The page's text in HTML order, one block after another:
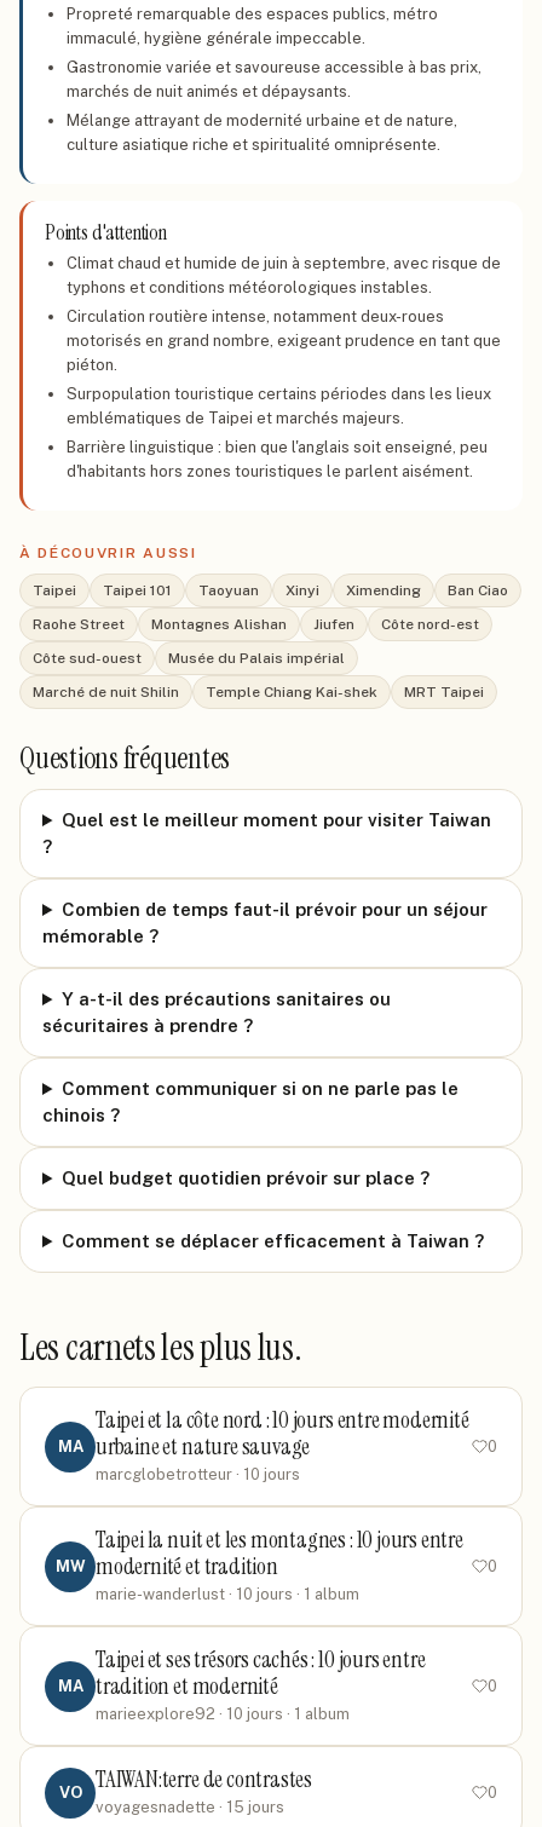
Propreté remarquable des espaces publics, métro
immaculé, hygiène générale impeccable.
Gastronomie variée et savoureuse accessible à bas prix,
marchés de nuit animés et dépaysants.
Mélange attrayant de modernité urbaine et de nature,
culture asiatique riche et spiritualité omniprésente.
Points d'attention
Climat chaud et humide de juin à septembre, avec risque de
typhons et conditions météorologiques instables.
Circulation routière intense, notamment deux-roues
motorisés en grand nombre, exigeant prudence en tant que
piéton.
Surpopulation touristique certains périodes dans les lieux
emblématiques de Taipei et marchés majeurs.
Barrière linguistique : bien que l'anglais soit enseigné, peu
d'habitants hors zones touristiques le parlent aisément.
À DÉCOUVRIR AUSSI
Taipei Taipei 101 Taoyuan Xinyi Ximending
Ban Ciao
Raohe Street
Montagnes Alishan Jiufen
Côte nord-est
Côte sud-ouest
Musée du Palais impérial
Marché de nuit Shilin
Temple Chiang Kai-shek MRT Taipei
Questions fréquentes
Quel est le meilleur moment pour visiter Taiwan
?
Combien de temps faut-il prévoir pour un séjour
mémorable ?
Y a-t-il des précautions sanitaires ou
sécuritaires à prendre ?
Comment communiquer si on ne parle pas le
chinois ?
Quel budget quotidien prévoir sur place ?
Comment se déplacer efficacement à Taiwan ?
Les carnets les plus lus.
MA
Taipei et la côte nord : 10 jours entre modernité
urbaine et nature sauvage
marcglobetrotteur · 10 jours
0
MW
Taipei la nuit et les montagnes : 10 jours entre
modernité et tradition
marie-wanderlust · 10 jours · 1 album
0
MA
Taipei et ses trésors cachés : 10 jours entre
tradition et modernité
marieexplore92 · 10 jours · 1 album
0
VO TAIWAN:terre de contrastes
voyagesnadette · 15 jours
0